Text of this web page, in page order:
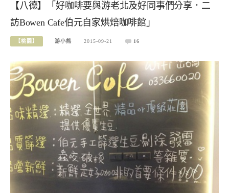
【八德】「好咖啡要與游老北及好同事們分享．二
訪Bowen Cafe伯元自家烘焙咖啡館」
【桃園】 游小熊 2015-09-21 16